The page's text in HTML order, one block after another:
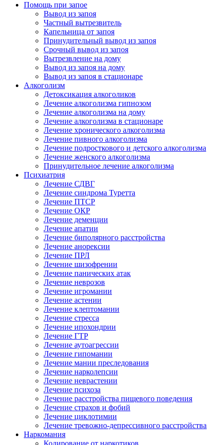
Помощь при запое
Вывод из запоя
Частный вытрезвитель
Капельница от запоя
Принудительный вывод из запоя
Срочный вывод из запоя
Вытрезвление на дому
Вывод из запоя на дому
Вывод из запоя в стационаре
Алкоголизм
Детоксикация алкоголиков
Лечение алкоголизма гипнозом
Лечение алкоголизма на дому
Лечение алкоголизма в стационаре
Лечение хронического алкоголизма
Лечение пивного алкоголизма
Лечение подросткового и детского алкоголизма
Лечение женского алкоголизма
Принудительное лечение алкоголизма
Психиатрия
Лечение СДВГ
Лечение синдрома Туретта
Лечение ПТСР
Лечение ОКР
Лечение деменции
Лечение апатии
Лечение биполярного расстройства
Лечение анорексии
Лечение ПРЛ
Лечение шизофрении
Лечение панических атак
Лечение неврозов
Лечение игромании
Лечение астении
Лечение клептомании
Лечение стресса
Лечение ипохондрии
Лечение ГТР
Лечение аутоагрессии
Лечение гипомании
Лечение мании преследования
Лечение нарколепсии
Лечение неврастении
Лечение психоза
Лечение расстройства пищевого поведения
Лечение страхов и фобий
Лечение циклотимии
Лечение тревожно-депрессивного расстройства
Наркомания
Кодирование от наркотиков